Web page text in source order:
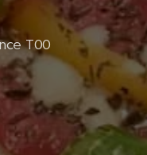
T00